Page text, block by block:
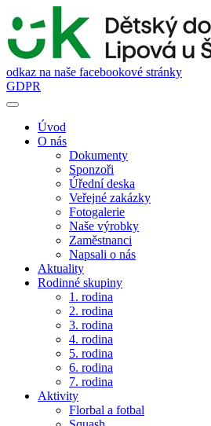
odkaz na naše facebookové stránky
GDPR
Úvod
O nás
Dokumenty
Sponzoři
Úřední deska
Veřejné zakázky
Fotogalerie
Naše výrobky
Zaměstnanci
Napsali o nás
Aktuality
Rodinné skupiny
1. rodina
2. rodina
3. rodina
4. rodina
5. rodina
6. rodina
7. rodina
Aktivity
Florbal a fotbal